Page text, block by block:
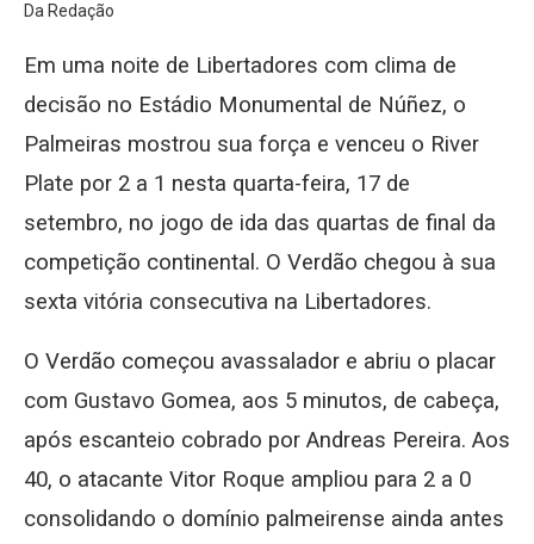
Da Redação
Em uma noite de Libertadores com clima de
decisão no Estádio Monumental de Núñez, o
Palmeiras mostrou sua força e venceu o River
Plate por 2 a 1 nesta quarta-feira, 17 de
setembro, no jogo de ida das quartas de final da
competição continental. O Verdão chegou à sua
sexta vitória consecutiva na Libertadores.
O Verdão começou avassalador e abriu o placar
com Gustavo Gomea, aos 5 minutos, de cabeça,
após escanteio cobrado por Andreas Pereira. Aos
40, o atacante Vitor Roque ampliou para 2 a 0
consolidando o domínio palmeirense ainda antes